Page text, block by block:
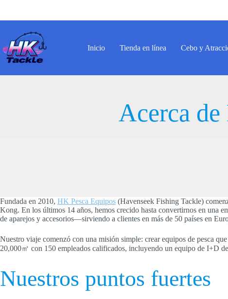
contenido
Inicio Tienda en línea Cebo y
Acerca de
Fundada en 2010, HK Pesca Equipos (Havenseek Fishing Tackle)
Kong. En los últimos 14 años, hemos crecido hasta convertirnos en una
de aparejos y accesorios—sirviendo a clientes en más de 50 países en
Nuestro viaje comenzó con una misión simple: crear equipos de pesca
20,000㎡ con 150 empleados calificados, incluyendo un equipo de I+D
Nuestros puntos fuertes